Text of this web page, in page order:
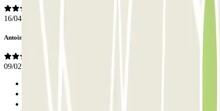
16/04/2026
Antoine
09/02/2026